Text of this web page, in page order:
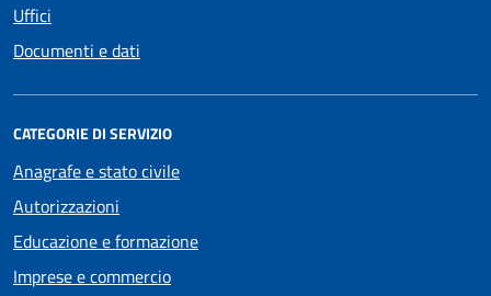
Uffici
Documenti e dati
CATEGORIE DI SERVIZIO
Anagrafe e stato civile
Autorizzazioni
Educazione e formazione
Imprese e commercio